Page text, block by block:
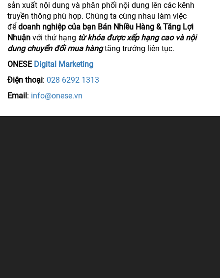
sản xuất nội dung và phân phối nội dung lên các kênh
truyền thông phù hợp. Chúng ta cùng nhau làm việc
để doanh nghiệp của bạn Bán Nhiều Hàng & Tăng Lợi
Nhuận với thứ hạng từ khóa được xếp hạng cao và nội
dung chuyển đổi mua hàngtăng trưởng liên tục.
ONESE Digital Marketing
Điện thoại: 028 6292 1313
Email: info@onese.vn